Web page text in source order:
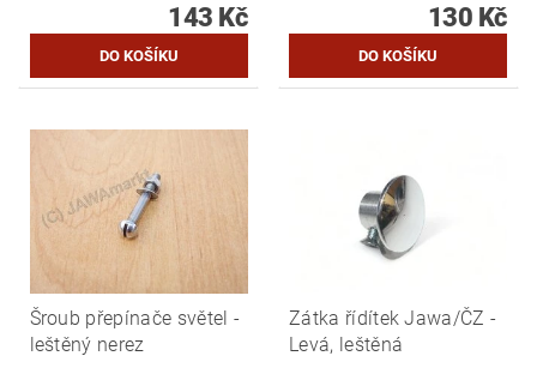
143 Kč 130 Kč
Šroub přepínače světel -
leštěný nerez
Zátka řídítek Jawa/ČZ -
Levá, leštěná